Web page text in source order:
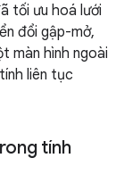
tối ưu hoá lưới
đổi gập-mở,
màn hình ngoài
liên tục
tính